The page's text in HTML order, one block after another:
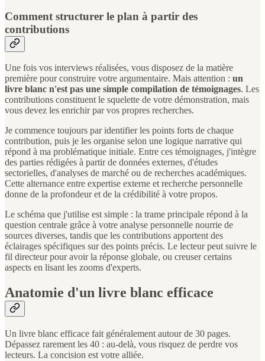
Comment structurer le plan à partir des
contributions
Une fois vos interviews réalisées, vous disposez de la matière
première pour construire votre argumentaire. Mais attention : un
livre blanc n'est pas une simple compilation de témoignages. Les
contributions constituent le squelette de votre démonstration, mais
vous devez les enrichir par vos propres recherches.
Je commence toujours par identifier les points forts de chaque
contribution, puis je les organise selon une logique narrative qui
répond à ma problématique initiale. Entre ces témoignages, j'intègre
des parties rédigées à partir de données externes, d'études
sectorielles, d'analyses de marché ou de recherches académiques.
Cette alternance entre expertise externe et recherche personnelle
donne de la profondeur et de la crédibilité à votre propos.
Le schéma que j'utilise est simple : la trame principale répond à la
question centrale grâce à votre analyse personnelle nourrie de
sources diverses, tandis que les contributions apportent des
éclairages spécifiques sur des points précis. Le lecteur peut suivre le
fil directeur pour avoir la réponse globale, ou creuser certains
aspects en lisant les zooms d'experts.
Anatomie d'un livre blanc efficace
Un livre blanc efficace fait généralement autour de 30 pages.
Dépassez rarement les 40 : au-delà, vous risquez de perdre vos
lecteurs. La concision est votre alliée.